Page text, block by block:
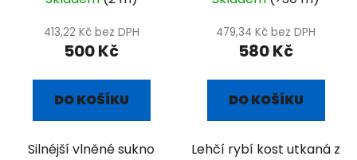
413,22 Kč bez DPH
500 Kč
DO KOŠÍKU
Silnéjší vlněné sukno
479,34 Kč bez DPH
580 Kč
DO KOŠÍKU
Lehčí rybí kost utkaná z